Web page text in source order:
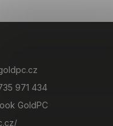
971 434
GoldPC